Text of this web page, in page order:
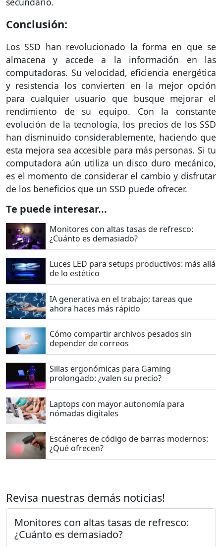
Conclusión:
Los SSD han revolucionado la forma en que se
almacena y accede a la información en las
computadoras. Su velocidad, eficiencia energética
y resistencia los convierten en la mejor opción
para cualquier usuario que busque mejorar el
rendimiento de su equipo. Con la constante
evolución de la tecnología, los precios de los SSD
han disminuido considerablemente, haciendo que
esta mejora sea accesible para más personas. Si tu
computadora aún utiliza un disco duro mecánico,
es el momento de considerar el cambio y disfrutar
de los beneficios que un SSD puede ofrecer.
Te puede interesar...
Monitores con altas tasas de refresco:
¿Cuánto es demasiado?
Luces LED para setups productivos: más allá
de lo estético
IA generativa en el trabajo; tareas que
ahora haces más rápido
Cómo compartir archivos pesados sin
depender de correos
Sillas ergonómicas para Gaming
prolongado: ¿valen su precio?
Laptops con mayor autonomía para
nómadas digitales
Escáneres de código de barras modernos:
¿Qué ofrecen?
Revisa nuestras demás noticias!
Monitores con altas tasas de refresco:
¿Cuánto es demasiado?